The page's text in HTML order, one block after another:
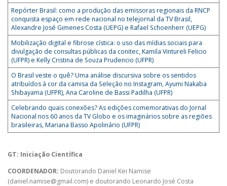
Repórter Brasil: como a produção das emissoras regionais da RNCP
conquista espaço em rede nacional no telejornal da TV Brasil,
Alexandre José Gimenes Costa (UEPG) e Rafael Schoenherr (UEPG)
Mobilização digital e fibrose cística: o uso das mídias sociais para
divulgação de consultas públicas da conitec, Kamila Vintureli Felicio
(UFPR) e Kelly Cristina de Souza Prudencio (UFPR)
O Brasil veste o quê? Uma análise discursiva sobre os sentidos
atribuídos à cor da camisa da Seleção no Instagram, Ayumi Nakaba
Shibayama (UFPR), Ana Caroline de Bassi Padilha (UFPR)
Celebrando quais conexões? As edições comemorativas do Jornal
Nacional nos 60 anos da TV Globo e os imaginários sobre as regiões
brasileiras, Mariana Basso Apolinário (UFPR)
GT: Iniciação Científica
COORDENADOR: Doutorando Daniel Kei Namise
(daniel.namise@gmail.com) e doutorando Leonardo José Costa